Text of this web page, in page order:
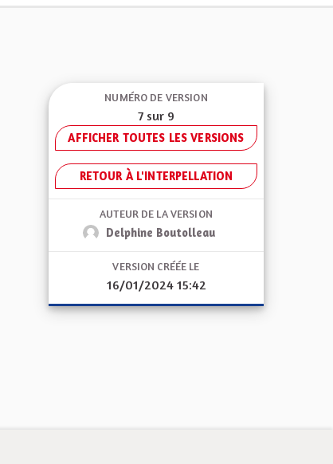
NUMÉRO DE VERSION
7 sur 9
AFFICHER TOUTES LES VERSIONS
RETOUR À L'INTERPELLATION
AUTEUR DE LA VERSION
Delphine Boutolleau
VERSION CRÉÉE LE
16/01/2024 15:42